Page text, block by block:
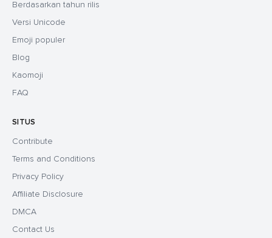
Berdasarkan tahun rilis
Versi Unicode
Emoji populer
Blog
Kaomoji
FAQ
SITUS
Contribute
Terms and Conditions
Privacy Policy
Affiliate Disclosure
DMCA
Contact Us